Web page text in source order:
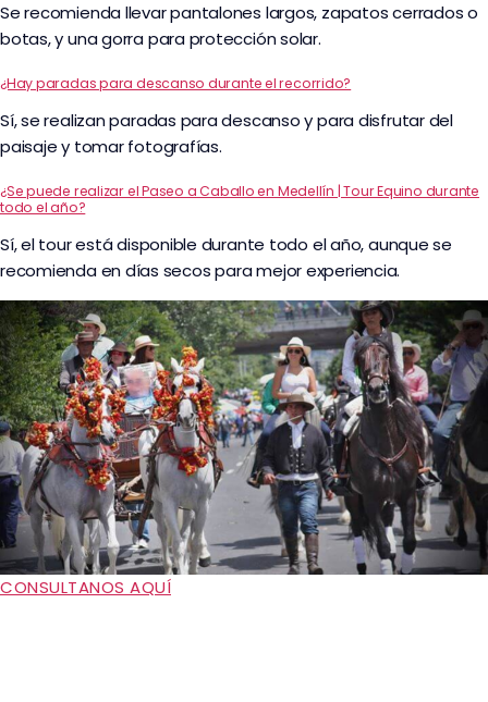
Se recomienda llevar pantalones largos, zapatos cerrados o
botas, y una gorra para protección solar.
¿Hay paradas para descanso durante el recorrido?
Sí, se realizan paradas para descanso y para disfrutar del
paisaje y tomar fotografías.
¿Se puede realizar el Paseo a Caballo en Medellín | Tour Equino durante
todo el año?
Sí, el tour está disponible durante todo el año, aunque se
recomienda en días secos para mejor experiencia.
CONSULTANOS AQUÍ